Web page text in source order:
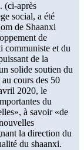
(ci-après
social, a été
de Shaanxi
de
communiste et du
de la
solide soutien du
cours des 50
2020, le
du
à savoir «de
la direction du
du shaanxi.